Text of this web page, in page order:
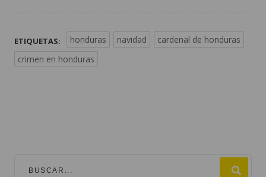
ETIQUETAS: honduras navidad
cardenal de honduras
crimen en honduras